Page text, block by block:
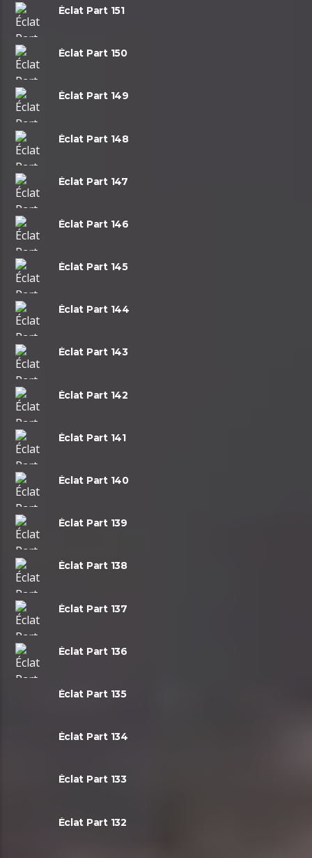
Éclat Part 151
Éclat Part 150
Éclat Part 149
Éclat Part 148
Éclat Part 147
Éclat Part 146
Éclat Part 145
Éclat Part 144
Éclat Part 143
Éclat Part 142
Éclat Part 141
Éclat Part 140
Éclat Part 139
Éclat Part 138
Éclat Part 137
Éclat Part 136
Éclat Part 135
Éclat Part 134
Éclat Part 133
Éclat Part 132